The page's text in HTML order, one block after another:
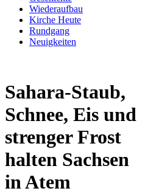
Wiederaufbau
Kirche Heute
Rundgang
Neuigkeiten
Sahara-Staub,
Schnee, Eis und
strenger Frost
halten Sachsen
in Atem